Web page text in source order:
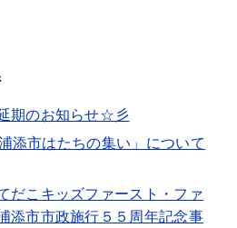
期のお知らせ☆彡
添市はたちの集い」について
だこキッズファースト・ファ
添市市政施行５５周年記念事